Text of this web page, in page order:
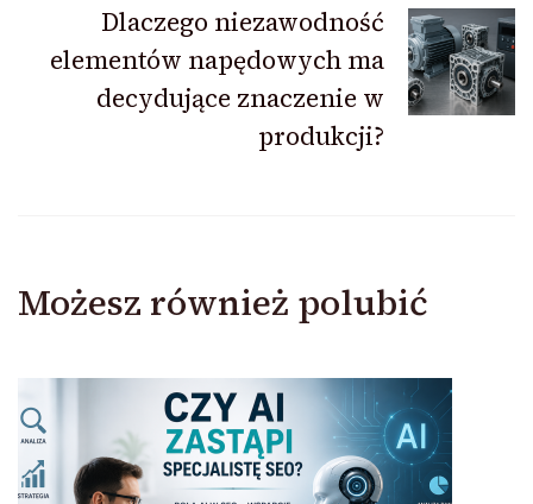
Dlaczego niezawodność
elementów napędowych ma
decydujące znaczenie w
produkcji?
Możesz również polubić